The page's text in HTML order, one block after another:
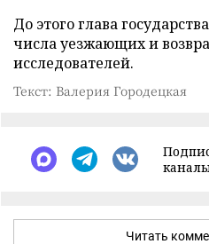
До этого глава государства
числа уезжающих и
исследователей.
Текст: Валерия Городецкая
Читать